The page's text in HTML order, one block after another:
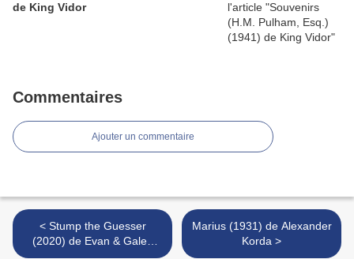
de King Vidor
Commentaires
Ajouter un commentaire
< Stump the Guesser
(2020) de Evan & Galen
Johnson & Guy Maddin
Marius (1931) de Alexander
Korda >